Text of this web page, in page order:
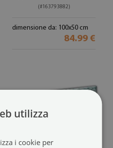
(#163793882)
dimensione da: 100x50 cm
84.99 €
utilizza
i cookie per